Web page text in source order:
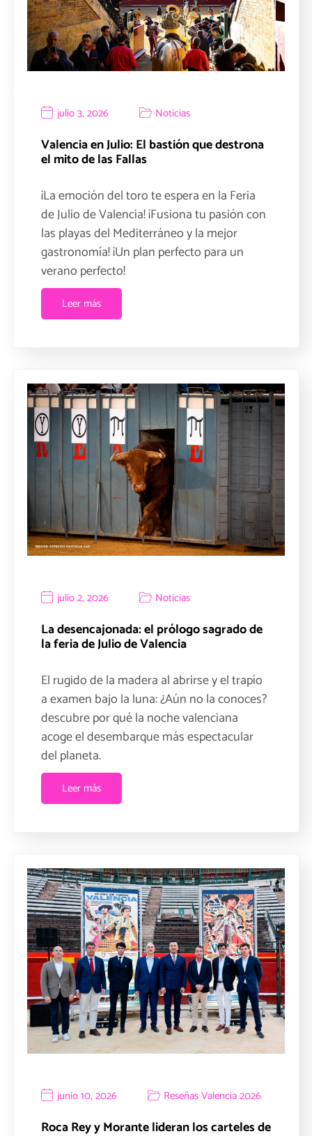
julio 3, 2026 Noticias
Valencia en Julio: El bastión que destrona
el mito de las Fallas
¡La emoción del toro te espera en la Feria
de Julio de Valencia! ¡Fusiona tu pasión con
las playas del Mediterráneo y la mejor
gastronomía! ¡Un plan perfecto para un
verano perfecto!
Leer más
julio 2, 2026 Noticias
La desencajonada: el prólogo sagrado de
la feria de Julio de Valencia
El rugido de la madera al abrirse y el trapío
a examen bajo la luna: ¿Aún no la conoces?
descubre por qué la noche valenciana
acoge el desembarque más espectacular
del planeta.
Leer más
junio 10, 2026 Reseñas Valencia 2026
Roca Rey y Morante lideran los carteles de